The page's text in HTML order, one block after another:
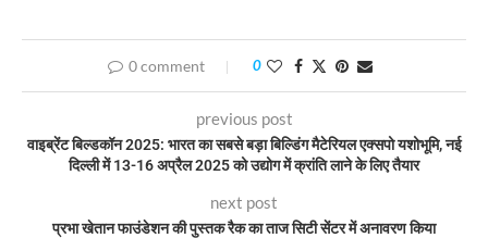
0 comment 0
previous post
वाइब्रेंट बिल्डकॉन 2025: भारत का सबसे बड़ा बिल्डिंग मैटेरियल एक्सपो यशोभूमि, नई
दिल्ली में 13-16 अप्रैल 2025 को उद्योग में क्रांति लाने के लिए तैयार
next post
प्रभा खेतान फाउंडेशन की पुस्तक रैक का ताज सिटी सेंटर में अनावरण किया